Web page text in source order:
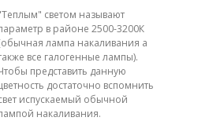
светом называют
в районе 2500-3200К
лампа накаливания а
все галогенные лампы).
представить данную
достаточно вспомнить
испускаемый обычной
накаливания.